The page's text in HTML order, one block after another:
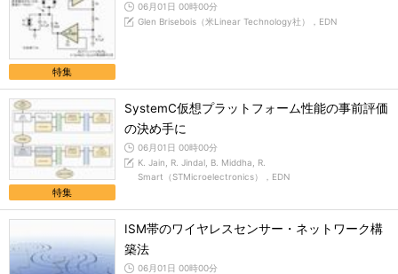
特集
06月01日 00時00分
Glen Brisebois（米Linear Technology社），EDN
特集
SystemC仮想プラットフォーム性能の事前評価
の決め手に
06月01日 00時00分
K. Jain, R. Jindal, B. Middha, R.
Smart（STMicroelectronics），EDN
ISM帯のワイヤレスセンサー・ネットワーク構
築法
06月01日 00時00分